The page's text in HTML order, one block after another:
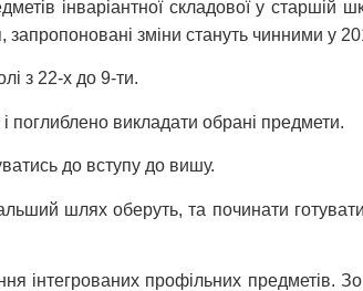
інваріантної складової у старшій
запропоновані зміни стануть чинними у
з 22-х до 9-ти.
поглиблено викладати обрані предмети.
до вступу до вишу.
шлях оберуть, та починати
інтегрованих профільних предметів.